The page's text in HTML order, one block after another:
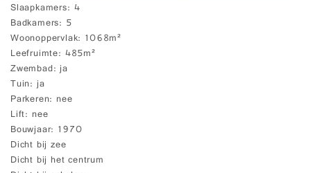
Slaapkamers 4
Badkamers 5
Woonoppervlak 1068m²
Leefruimte 485m²
Zwembad ja
Tuin ja
Parkeren nee
Lift nee
Bouwjaar 1970
Dicht bij zee
Dicht bij het centrum